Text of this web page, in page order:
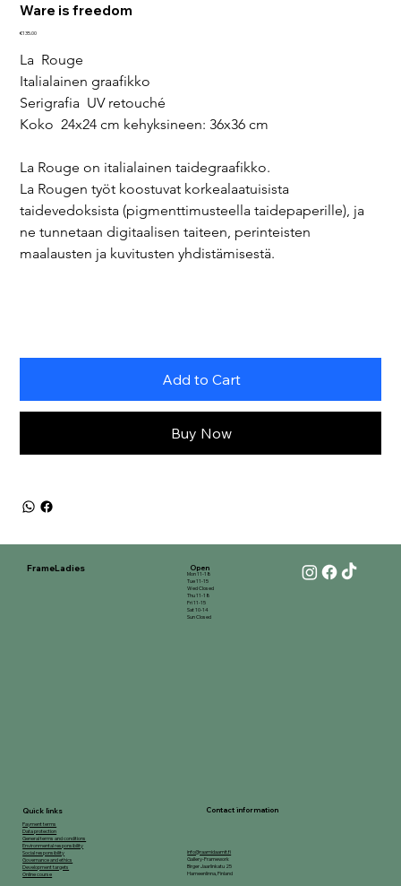
Ware is freedom
Price
€135.00
La  Rouge
Italialainen graafikko
Serigrafia  UV retouché
Koko  24x24 cm kehyksineen: 36x36 cm
La Rouge on italialainen taidegraafikko.
La Rougen työt koostuvat korkealaatuisista
taidevedoksista (pigmenttimusteella taidepaperille), ja
ne tunnetaan digitaalisen taiteen, perinteisten
maalausten ja kuvitusten yhdistämisestä.
Add to Cart
Buy Now
FrameLadies
Payment terms
Data protection
General terms and conditions
Environmental responsibility
Social responsibility
Governance and ethics
Development targets
Online course
Quick links Contact information
info@raamidaamit.fi
Gallery-Framework
Birger Jaarlinkatu 25
Hameenlinna, Finland
Mon 11-18
Tue 11-15
Wed Closed
Thu 11-18
Fri 11-15
Sat 10-14
Sun Closed
Open